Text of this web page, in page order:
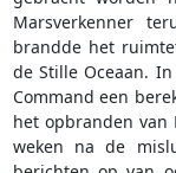
Marsverkenner
brandde het
de Stille Oceaan.
Command een
het opbranden van
weken na de